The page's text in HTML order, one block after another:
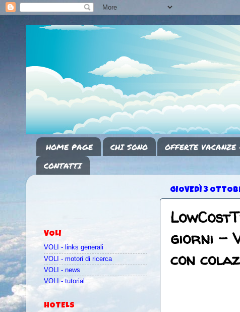
HOME PAGE CHI SONO OFFERTE
CONTATTI
GIOVEDÌ 3
giorni -
con
VOLI
VOLI - links generali
VOLI - motori di ricerca
VOLI - news
VOLI - tutorial
HOTELS